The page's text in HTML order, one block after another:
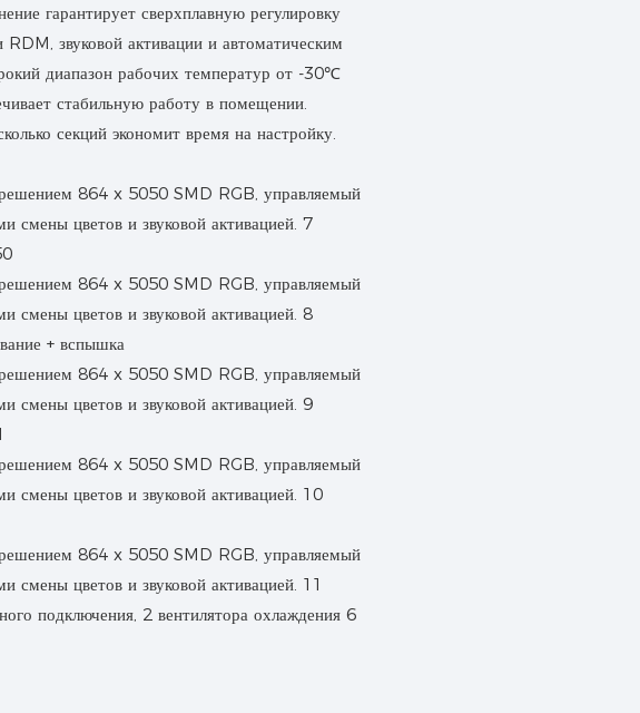
гарантирует сверхплавную регулировку
звуковой активации и автоматическим
диапазон рабочих температур от -30℃
стабильную работу в помещении.
секций экономит время на настройку.
+ вспышка
подключения, 2 вентилятора охлаждения 6